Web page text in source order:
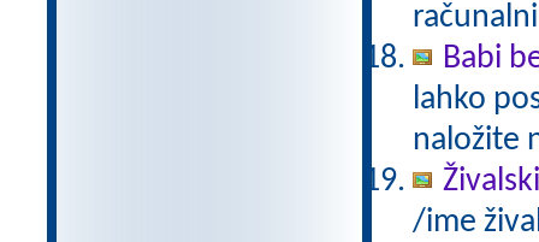
Babi
lahko
naložite
/ime